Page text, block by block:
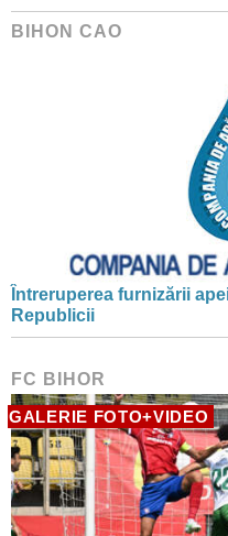
BIHON CAO
Întreruperea furnizării
Republicii
FC BIHOR
GALERIE FOTO+VIDEO